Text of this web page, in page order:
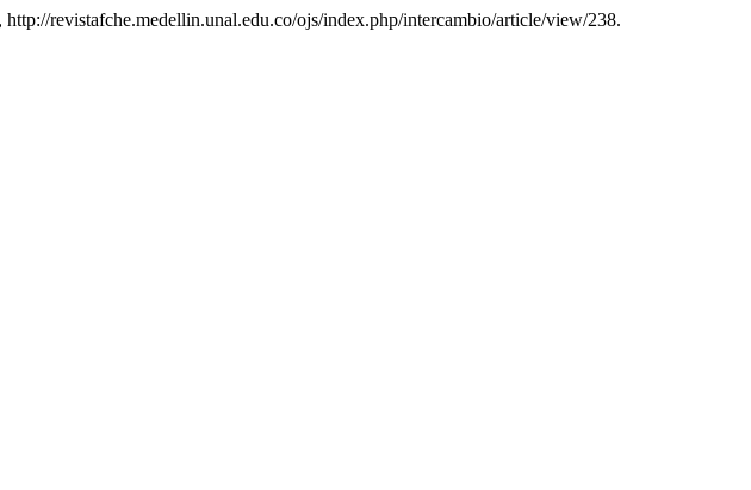
http://revistafche.medellin.unal.edu.co/ojs/index.php/intercambio/article/view/238.